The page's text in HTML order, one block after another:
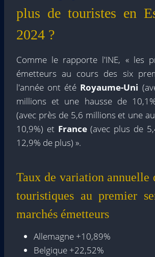
plus de touristes en
2024 ?
Comme le rapporte l'INE, « les
émetteurs au cours des six
l'année ont été Royaume-Uni
millions et une hausse de
(avec près de 5,6 millions et une
10,9%) et France(avec plus de
12,9% de plus) ».
Taux de variation annuelle
touristiques au premier
marchés émetteurs
Allemagne +10,89%
Belgique +22,52%